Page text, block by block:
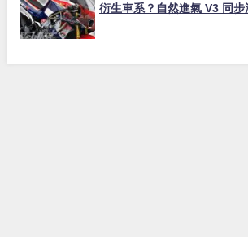
衍生車系？自然進氣 V3 同步